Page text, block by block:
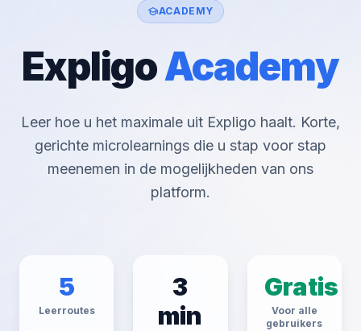
schoolACADEMY
ExpligoAcademy
Leer hoe u het maximale uit Expligo haalt. Korte,
gerichte microlearnings die u stap voor stap
meenemen in de mogelijkheden van ons
platform.
5
Leerroutes
3
min
Gratis
Voor alle
gebruikers